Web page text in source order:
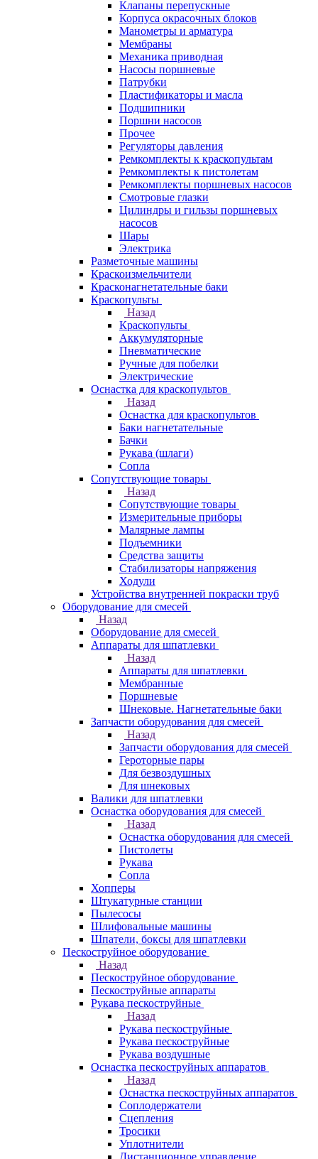
Клапаны перепускные
Корпуса окрасочных блоков
Манометры и арматура
Мембраны
Механика приводная
Насосы поршневые
Патрубки
Пластификаторы и масла
Подшипники
Поршни насосов
Прочее
Регуляторы давления
Ремкомплекты к краскопультам
Ремкомплекты к пистолетам
Ремкомплекты поршневых насосов
Смотровые глазки
Цилиндры и гильзы поршневых
насосов
Шары
Электрика
Разметочные машины
Краскоизмельчители
Красконагнетательные баки
Краскопульты
Назад
Краскопульты
Аккумуляторные
Пневматические
Ручные для побелки
Электрические
Оснастка для краскопультов
Назад
Оснастка для краскопультов
Баки нагнетательные
Бачки
Рукава (шлаги)
Сопла
Сопутствующие товары
Назад
Сопутствующие товары
Измерительные приборы
Малярные лампы
Подъемники
Средства защиты
Стабилизаторы напряжения
Ходули
Устройства внутренней покраски труб
Оборудование для смесей
Назад
Оборудование для смесей
Аппараты для шпатлевки
Назад
Аппараты для шпатлевки
Мембранные
Поршневые
Шнековые. Нагнетательные баки
Запчасти оборудования для смесей
Назад
Запчасти оборудования для смесей
Героторные пары
Для безвоздушных
Для шнековых
Валики для шпатлевки
Оснастка оборудования для смесей
Назад
Оснастка оборудования для смесей
Пистолеты
Рукава
Сопла
Хопперы
Штукатурные станции
Пылесосы
Шлифовальные машины
Шпатели, боксы для шпатлевки
Пескоструйное оборудование
Назад
Пескоструйное оборудование
Пескоструйные аппараты
Рукава пескоструйные
Назад
Рукава пескоструйные
Рукава пескоструйные
Рукава воздушные
Оснастка пескоструйных аппаратов
Назад
Оснастка пескоструйных аппаратов
Соплодержатели
Сцепления
Тросики
Уплотнители
Дистанционное управление